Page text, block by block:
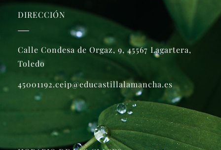
DIRECCIÓN
Calle Condesa de Orgaz, 9, 45567 Lagartera,
Toledo
45001192.ceip@educastillalamancha.es